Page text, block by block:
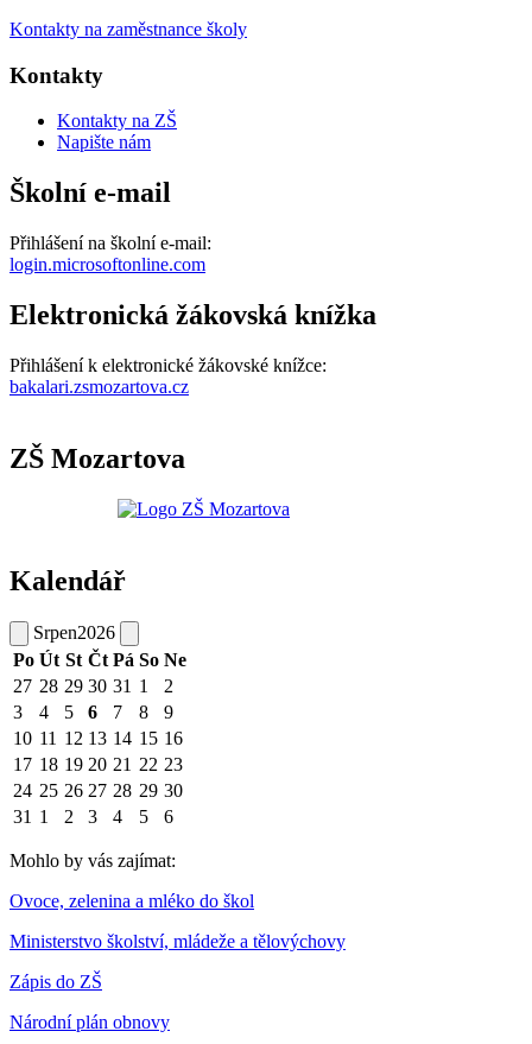
Kontakty na zaměstnance školy
Kontakty
Kontakty na ZŠ
Napište nám
Školní e-mail
Přihlášení na školní e-mail:
login.microsoftonline.com
Elektronická žákovská knížka
Přihlášení k elektronické žákovské knížce:
bakalari.zsmozartova.cz
ZŠ Mozartova
Kalendář
Srpen2026
Po Út St Čt Pá So Ne
27 28 29 30 31 1
2
3
4 5 6 7 8
9
10 11 12 13 14 15 16
17 18 19 20 21 22 23
24 25 26 27 28 29 30
31 1 2 3 4 5 6
Mohlo by vás zajímat:
Ovoce, zelenina a mléko do škol
Ministerstvo školství, mládeže a tělovýchovy
Zápis do ZŠ
Národní plán obnovy